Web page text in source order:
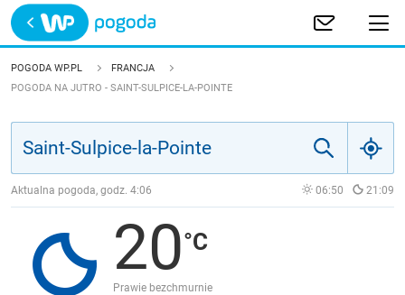
Trwa ładowanie
POLSKA
JAKOŚĆ POWIETRZA
POGODA WP.PL
FRANCJA
POGODA NA JUTRO - SAINT-SULPICE-LA-POINTE
Aktualna pogoda, godz. 4:06 06:50 21:09
20
Prawie bezchmurnie